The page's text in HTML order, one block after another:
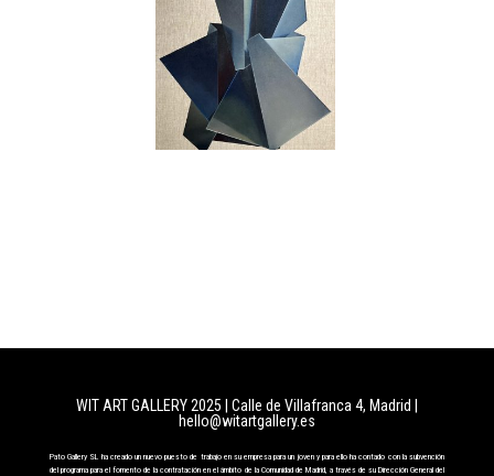
WIT ART GALLERY 2025 | Calle de Villafranca 4, Madrid
hello@witartgallery.es
Pato Gallery SL ha creado un nuevo puesto de trabajo en su empresa para un joven y para ello ha contado con la subvención
del programa para el fomento de la contratación en el ámbito de la Comunidad de Madrid, a través de su Dirección General del